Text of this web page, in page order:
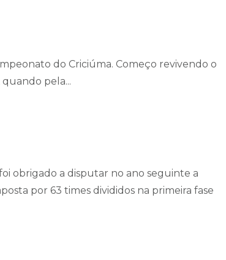
do Criciúma. Começo revivendo o
pela...
obrigado a disputar no ano seguinte a
por 63 times divididos na primeira fase